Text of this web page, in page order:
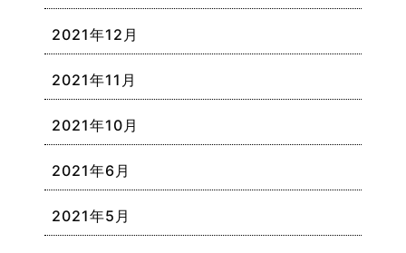
2021年12月
2021年11月
2021年10月
2021年6月
2021年5月